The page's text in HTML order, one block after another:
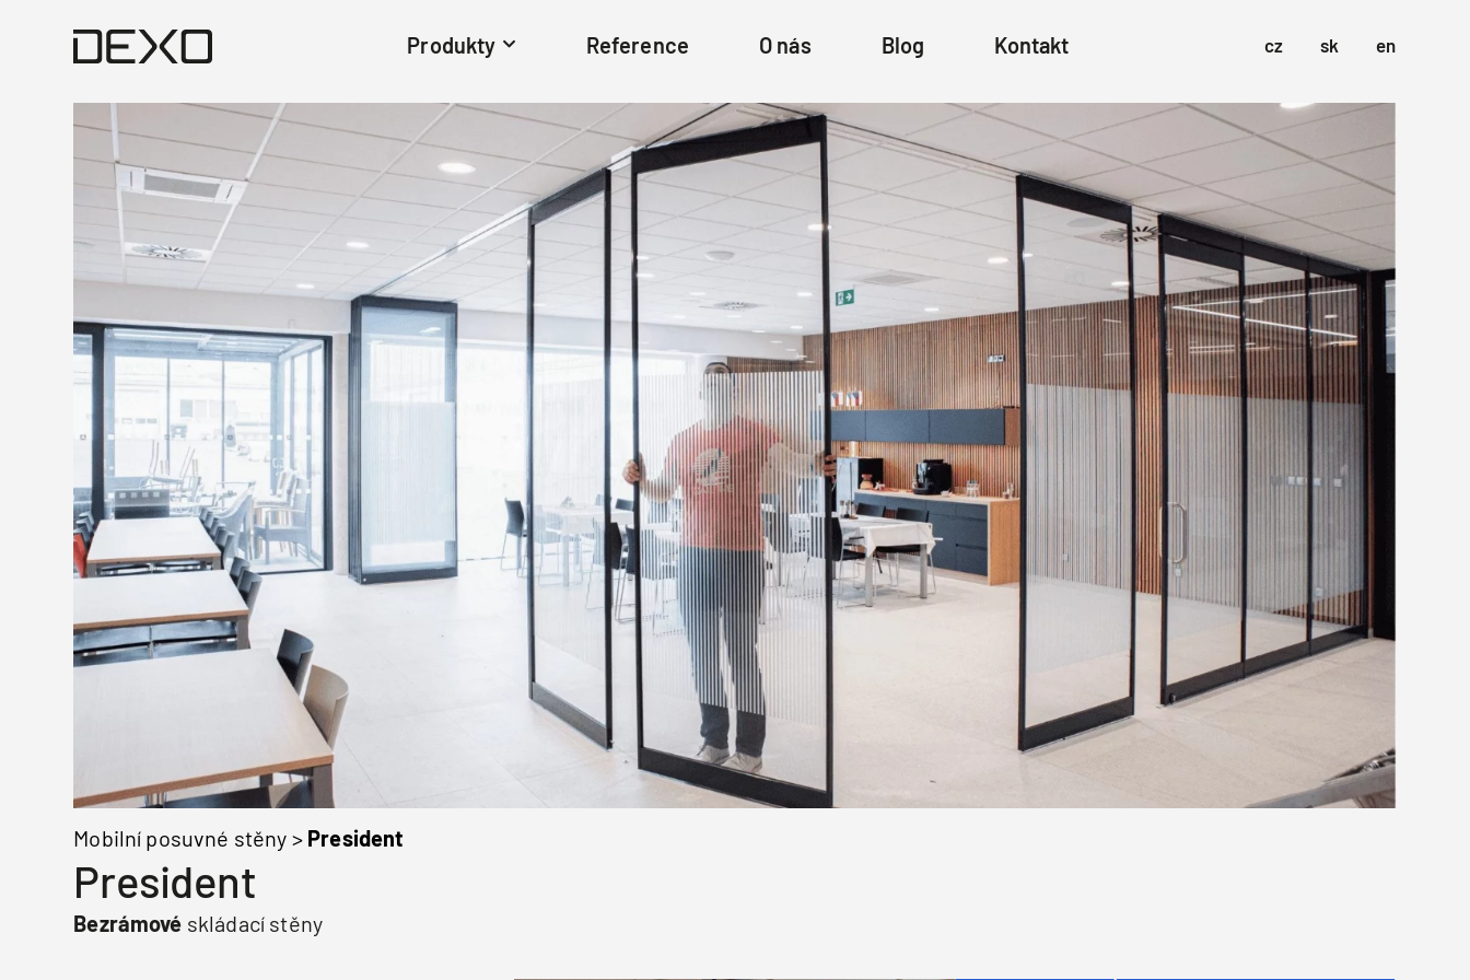
Produkty Reference O nás Blog Kontakt cz sk en
Mobilní posuvné stěny > President
President
Bezrámové skládací stěny